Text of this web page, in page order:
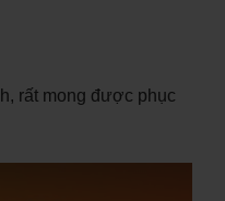
rất mong được phục